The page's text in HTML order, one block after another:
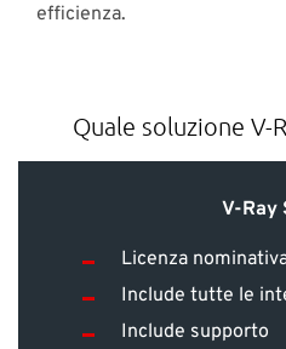
efficienza.
Quale soluzione V-
V-Ray
Licenza
Include tutte le
Include supporto